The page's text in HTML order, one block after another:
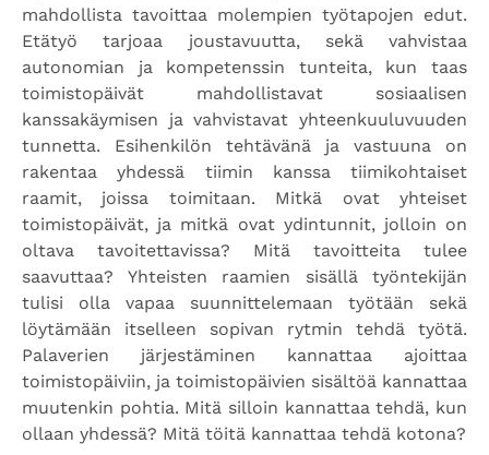
mahdollista tavoittaa molempien työtapojen edut.
Etätyö tarjoaa joustavuutta, sekä vahvistaa
autonomian ja kompetenssin tunteita, kun taas
toimistopäivät mahdollistavat sosiaalisen
kanssakäymisen ja vahvistavat yhteenkuuluvuuden
tunnetta. Esihenkilön tehtävänä ja vastuuna on
rakentaa yhdessä tiimin kanssa tiimikohtaiset
raamit, joissa toimitaan. Mitkä ovat yhteiset
toimistopäivät, ja mitkä ovat ydintunnit, jolloin on
oltava tavoitettavissa? Mitä tavoitteita tulee
saavuttaa? Yhteisten raamien sisällä työntekijän
tulisi olla vapaa suunnittelemaan työtään sekä
löytämään itselleen sopivan rytmin tehdä työtä.
Palaverien järjestäminen kannattaa ajoittaa
toimistopäiviin, ja toimistopäivien sisältöä kannattaa
muutenkin pohtia. Mitä silloin kannattaa tehdä, kun
ollaan yhdessä? Mitä töitä kannattaa tehdä kotona?